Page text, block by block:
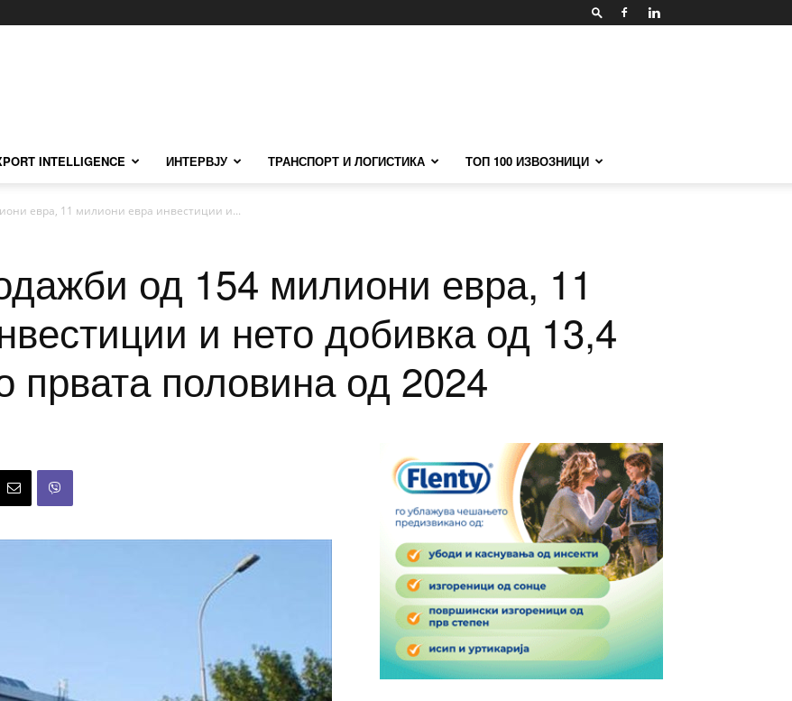
INTELLIGENCE ИНТЕРВЈУ ТРАНСПОРТ И ЛОГИСТИКА ТОП 100 ИЗВОЗНИЦИ
евра, 11 милиони евра инвестиции и...
од 154 милиони евра, 11
и нето добивка од 13,4
првата половина од 2024